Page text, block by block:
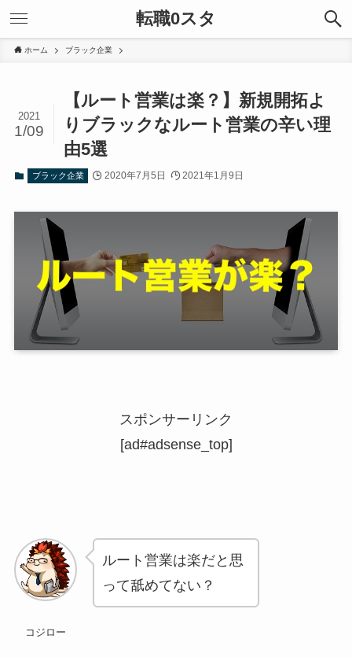
転職0スタ
ホーム ブラック企業
【ルート営業は楽？】新規開拓よ
りブラックなルート営業の辛い理
由5選
2021
1/09
ブラック企業 2020年7月5日 2021年1月9日
スポンサーリンク
[ad#adsense_top]
コジロー
ルート営業は楽だと思
って舐めてない？